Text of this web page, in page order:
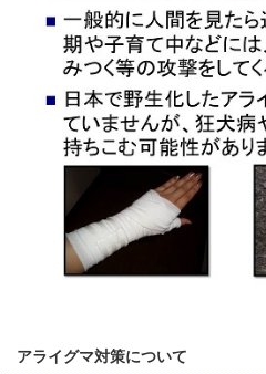
アライグマ対策について